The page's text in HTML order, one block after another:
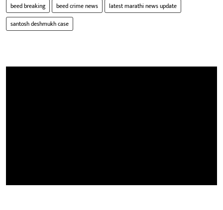
beed breaking
beed crime news
latest marathi news update
santosh deshmukh case